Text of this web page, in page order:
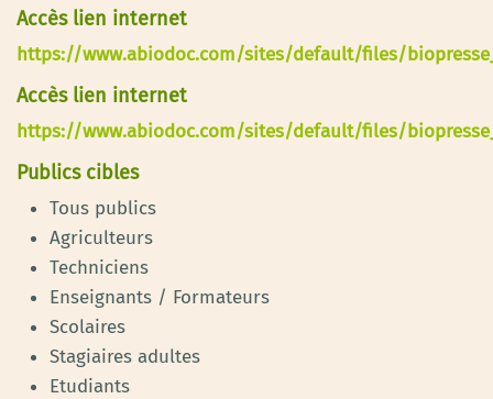
Accès lien internet
https://www.abiodoc.com/sites/default/files/
Accès lien internet
https://www.abiodoc.com/sites/default/files/
Publics cibles
Tous publics
Agriculteurs
Techniciens
Enseignants / Formateurs
Scolaires
Stagiaires adultes
Etudiants